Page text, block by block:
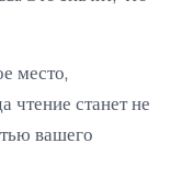
место,
чтение станет не
вашего